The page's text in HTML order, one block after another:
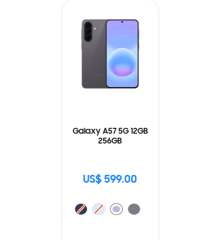
Galaxy A57 5G 12GB
256GB
US$ 599.00